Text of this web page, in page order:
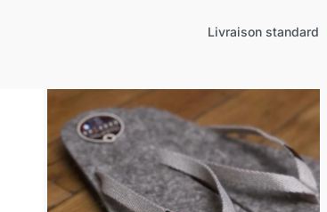
Livraison standard